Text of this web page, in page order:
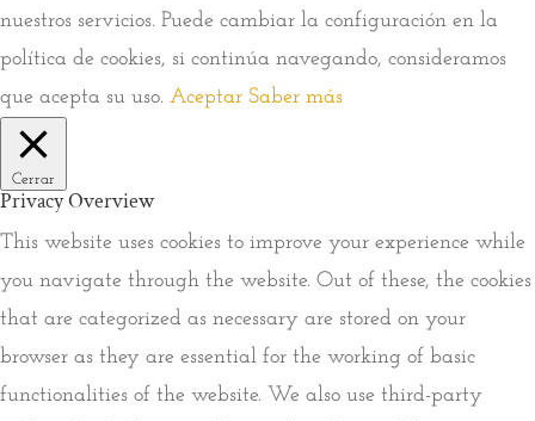
nuestros servicios. Puede cambiar la configuración en la
política de cookies, si continúa navegando, consideramos
que acepta su uso. Aceptar Saber más
Cerrar
Privacy Overview
This website uses cookies to improve your experience while
you navigate through the website. Out of these, the cookies
that are categorized as necessary are stored on your
browser as they are essential for the working of basic
functionalities of the website. We also use third-party